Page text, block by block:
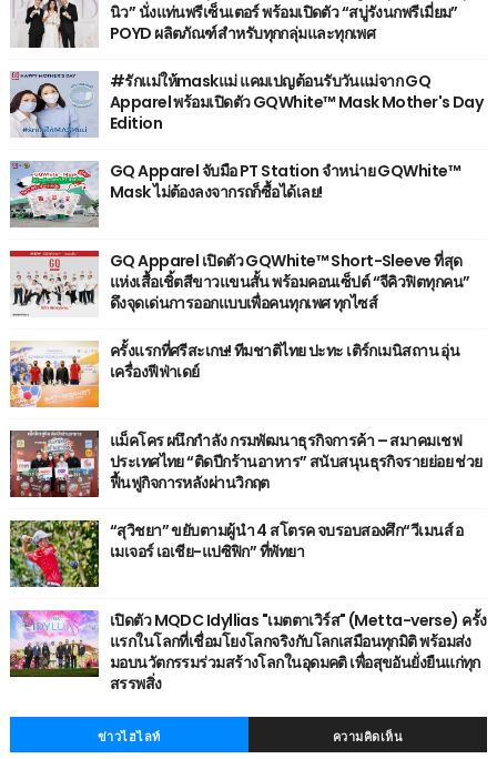
นิว” นั่งแท่นพรีเซ็นเตอร์ พร้อมเปิดตัว “สบู่รังนกพรีเมี่ยม”
POYD ผลิตภัณฑ์สำหรับทุกกลุ่มและทุกเพศ
#รักแม่ให้maskแม่ แคมเปญต้อนรับวันแม่จาก GQ
Apparel พร้อมเปิดตัว GQWhite™ Mask Mother's Day
Edition
GQ Apparel จับมือ PT Station จำหน่าย GQWhite™
Mask ไม่ต้องลงจากรถก็ซื้อได้เลย!
GQ Apparel เปิดตัว GQWhite™ Short-Sleeve ที่สุด
แห่งเสื้อเชิ้ตสีขาวแขนสั้น พร้อมคอนเซ็ปต์ “จีคิวฟิตทุกคน”
ดึงจุดเด่นการออกแบบเพื่อคนทุกเพศ ทุกไซส์
ครั้งแรกที่ศรีสะเกษ! ทีมชาติไทย ปะทะ เติร์กเมนิสถาน อุ่น
เครื่องฟีฟ่าเดย์
แม็คโคร ผนึกกำลัง กรมพัฒนาธุรกิจการค้า – สมาคมเชฟ
ประเทศไทย “ติดปีกร้านอาหาร” สนับสนุนธุรกิจรายย่อย ช่วย
ฟื้นฟูกิจการหลังผ่านวิกฤต
“สุวิชยา” ขยับตามผู้นำ 4 สโตรค จบรอบสองศึก“วีเมนส์ อ
เมเจอร์ เอเชีย-แปซิฟิก” ที่พัทยา
เปิดตัว MQDC Idyllias "เมตตาเวิร์ส" (Metta-verse) ครั้ง
แรกในโลกที่เชื่อมโยงโลกจริงกับโลกเสมือนทุกมิติ พร้อมส่ง
มอบนวัตกรรมร่วมสร้างโลกในอุดมคติ เพื่อสุขอันยั่งยืนแก่ทุก
สรรพสิ่ง
ข่าวไฮไลท์ ความคิดเห็น